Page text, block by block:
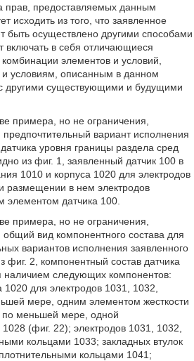
прав, предоставляемых данным
исходить из того, что заявленное
быть осуществлено другими способами
включать в себя отличающиеся
элементов и условий,
условиям, описанным в данном
другими существующими и будущими
примера, но не ограничения,
вариант исполнения
уровня границы раздела сред
из фиг. 1, заявленный датчик 100 в
1010 и корпуса 1020 для электродов
размещении в нем электродов
элементом датчика 100.
примера, но не ограничения,
вид компонентного состава для
вариантов исполнения заявленного
фиг. 2, компонентный состав датчика
наличием следующих компонентов:
для электродов 1031, 1032,
мере, одним элементом жесткости
по меньшей мере, одной
(фиг. 22); электродов 1031, 1032,
кольцами 1033; закладных втулок
кольцами 1041;